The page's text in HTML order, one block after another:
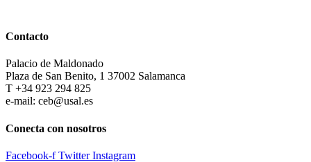
Contacto
Palacio de Maldonado
Plaza de San Benito, 1 37002 Salamanca
T +34 923 294 825
e-mail: ceb@usal.es
Conecta con nosotros
Facebook-f Twitter Instagram